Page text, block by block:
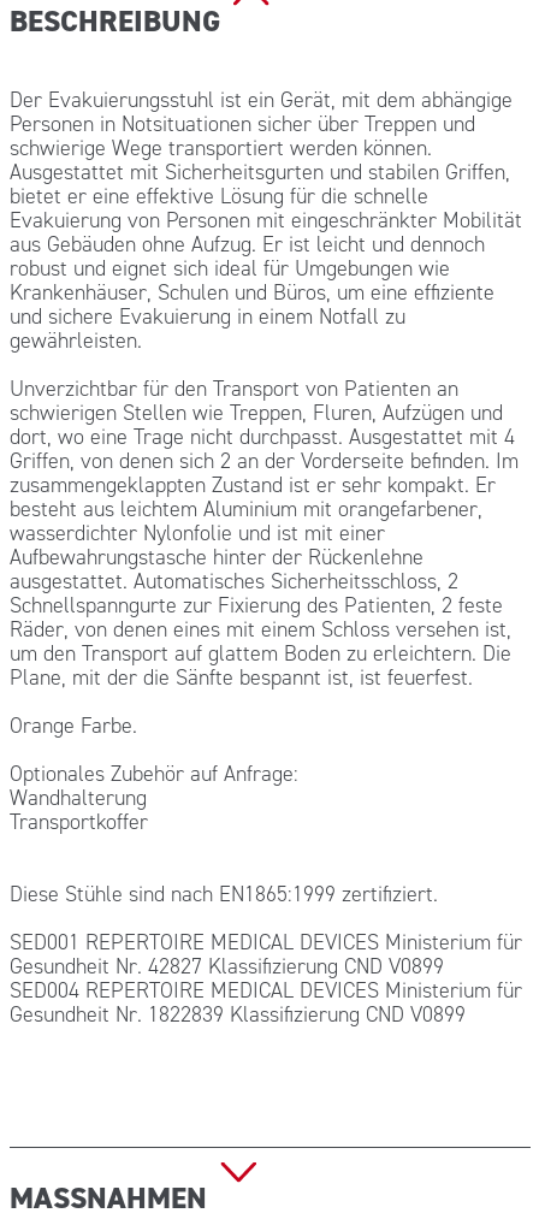
BESCHREIBUNG
Der Evakuierungsstuhl ist ein Gerät, mit dem abhängige
Personen in Notsituationen sicher über Treppen und
schwierige Wege transportiert werden können.
Ausgestattet mit Sicherheitsgurten und stabilen Griffen,
bietet er eine effektive Lösung für die schnelle
Evakuierung von Personen mit eingeschränkter Mobilität
aus Gebäuden ohne Aufzug. Er ist leicht und dennoch
robust und eignet sich ideal für Umgebungen wie
Krankenhäuser, Schulen und Büros, um eine effiziente
und sichere Evakuierung in einem Notfall zu
gewährleisten.
Unverzichtbar für den Transport von Patienten an
schwierigen Stellen wie Treppen, Fluren, Aufzügen und
dort, wo eine Trage nicht durchpasst. Ausgestattet mit 4
Griffen, von denen sich 2 an der Vorderseite befinden. Im
zusammengeklappten Zustand ist er sehr kompakt. Er
besteht aus leichtem Aluminium mit orangefarbener,
wasserdichter Nylonfolie und ist mit einer
Aufbewahrungstasche hinter der Rückenlehne
ausgestattet. Automatisches Sicherheitsschloss, 2
Schnellspanngurte zur Fixierung des Patienten, 2 feste
Räder, von denen eines mit einem Schloss versehen ist,
um den Transport auf glattem Boden zu erleichtern. Die
Plane, mit der die Sänfte bespannt ist, ist feuerfest.
Orange Farbe.
Optionales Zubehör auf Anfrage:
Wandhalterung
Transportkoffer
Diese Stühle sind nach EN1865:1999 zertifiziert.
SED001 REPERTOIRE MEDICAL DEVICES Ministerium für
Gesundheit Nr. 42827 Klassifizierung CND V0899
SED004 REPERTOIRE MEDICAL DEVICES Ministerium für
Gesundheit Nr. 1822839 Klassifizierung CND V0899
MASSNAHMEN